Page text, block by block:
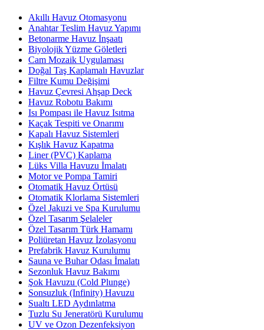
Akıllı Havuz Otomasyonu
Anahtar Teslim Havuz Yapımı
Betonarme Havuz İnşaatı
Biyolojik Yüzme Göletleri
Cam Mozaik Uygulaması
Doğal Taş Kaplamalı Havuzlar
Filtre Kumu Değişimi
Havuz Çevresi Ahşap Deck
Havuz Robotu Bakımı
Isı Pompası ile Havuz Isıtma
Kaçak Tespiti ve Onarımı
Kapalı Havuz Sistemleri
Kışlık Havuz Kapatma
Liner (PVC) Kaplama
Lüks Villa Havuzu İmalatı
Motor ve Pompa Tamiri
Otomatik Havuz Örtüsü
Otomatik Klorlama Sistemleri
Özel Jakuzi ve Spa Kurulumu
Özel Tasarım Şelaleler
Özel Tasarım Türk Hamamı
Poliüretan Havuz İzolasyonu
Prefabrik Havuz Kurulumu
Sauna ve Buhar Odası İmalatı
Sezonluk Havuz Bakımı
Şok Havuzu (Cold Plunge)
Sonsuzluk (Infinity) Havuzu
Sualtı LED Aydınlatma
Tuzlu Su Jeneratörü Kurulumu
UV ve Ozon Dezenfeksiyon